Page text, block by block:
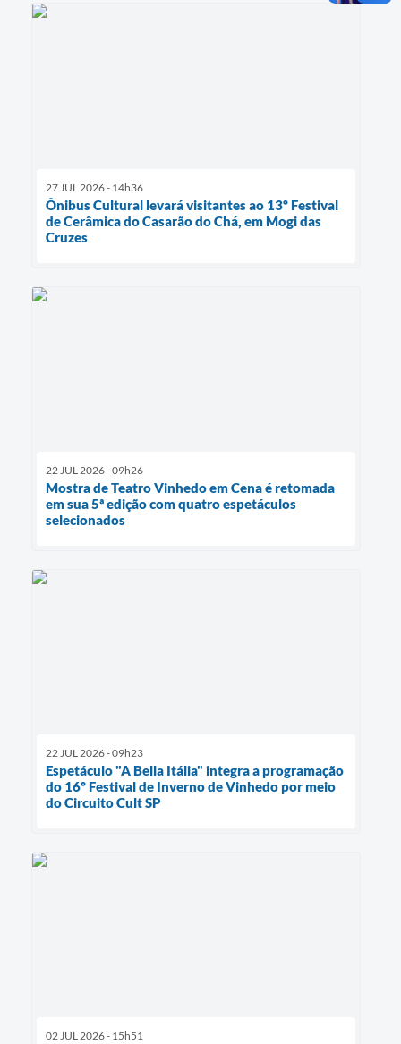
27 JUL 2026 - 14h36
Ônibus Cultural levará visitantes ao 13º Festival
de Cerâmica do Casarão do Chá, em Mogi das
Cruzes
22 JUL 2026 - 09h26
Mostra de Teatro Vinhedo em Cena é retomada
em sua 5ª edição com quatro espetáculos
selecionados
22 JUL 2026 - 09h23
Espetáculo "A Bella Itália" integra a programação
do 16º Festival de Inverno de Vinhedo por meio
do Circuito Cult SP
02 JUL 2026 - 15h51